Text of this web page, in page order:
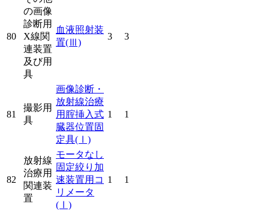
80
の画像
診断用
X線関
連装置
及び用
具
血液照射装
置(Ⅲ)
3 3
81
撮影用
具
画像診断・
放射線治療
用腟挿入式
臓器位置固
定具(Ⅰ)
1 1
82
放射線
治療用
関連装
置
モータなし
固定絞り加
速装置用コ
リメータ
(Ⅰ)
1 1